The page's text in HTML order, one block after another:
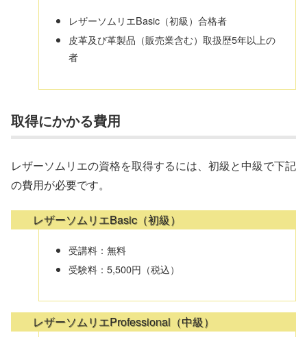
レザーソムリエBasic（初級）合格者
皮革及び革製品（販売業含む）取扱歴5年以上の
者
取得にかかる費用
レザーソムリエの資格を取得するには、初級と中級で下記
の費用が必要です。
レザーソムリエBasic（初級）
受講料：無料
受験料：5,500円（税込）
レザーソムリエProfessional（中級）